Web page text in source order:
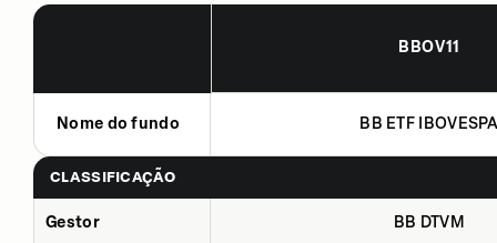
BBOV11
Nome do fundo BB ETF
CLASSIFICAÇÃO
Gestor BB DTVM